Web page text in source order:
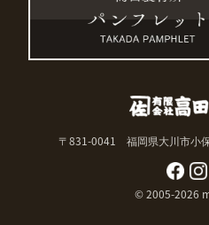
〒831-0041 福岡県大川市小
© 2005-2026